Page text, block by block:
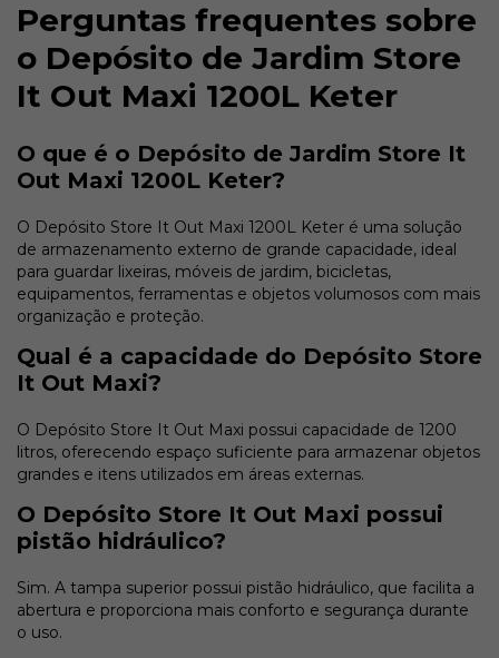
Perguntas frequentes sobre
o Depósito de Jardim Store
It Out Maxi 1200L Keter
O que é o Depósito de Jardim Store It
Out Maxi 1200L Keter?
O Depósito Store It Out Maxi 1200L Keter é uma solução
de armazenamento externo de grande capacidade, ideal
para guardar lixeiras, móveis de jardim, bicicletas,
equipamentos, ferramentas e objetos volumosos com mais
organização e proteção.
Qual é a capacidade do Depósito Store
It Out Maxi?
O Depósito Store It Out Maxi possui capacidade de 1200
litros, oferecendo espaço suficiente para armazenar objetos
grandes e itens utilizados em áreas externas.
O Depósito Store It Out Maxi possui
pistão hidráulico?
Sim. A tampa superior possui pistão hidráulico, que facilita a
abertura e proporciona mais conforto e segurança durante
o uso.